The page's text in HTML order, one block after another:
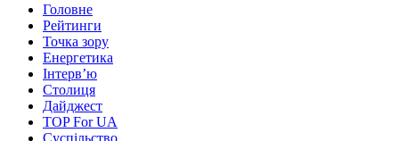
Головне
Рейтинги
Точка зору
Енергетика
Інтерв’ю
Столиця
Дайджест
TOP For UA
Суспiльство